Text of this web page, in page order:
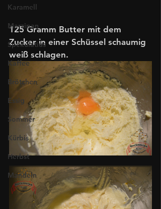
Karamell
Marzipan
Spekulatius
Kaffee
Brötchen
Essig
Sommer
Kürbis
Herbst
Mandeln
125 Gramm Butter mit dem
Zucker in einer Schüssel schaumig
weiß schlagen.